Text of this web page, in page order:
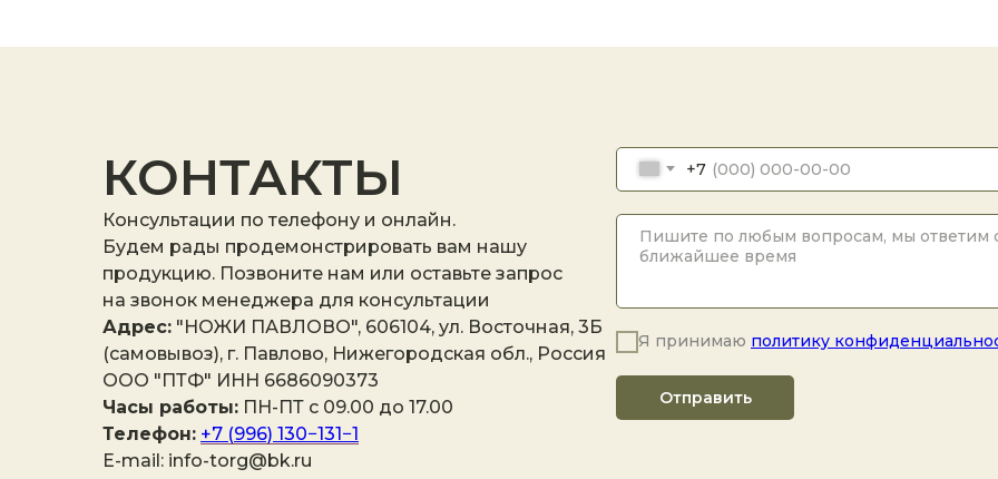
КОНТАКТЫ
Консультации по телефону и онлайн.
Будем рады продемонстрировать вам нашу
продукцию. Позвоните нам или оставьте запрос
на звонок менеджера для консультации
Адрес: "НОЖИ ПАВЛОВО", 606104, ул. Восточная, 3Б
(самовывоз), г. Павлово, Нижегородская обл., Россия
ООО "ПТФ" ИНН 6686090373
Часы работы: ПН-ПТ с 09.00 до 17.00
Телефон: +7 (996) 130−131−1
E-mail: info-torg@bk.ru
+7
Я принимаю политику
Отправить